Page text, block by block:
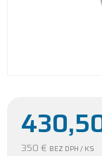
350 € BEZ DPH / KS